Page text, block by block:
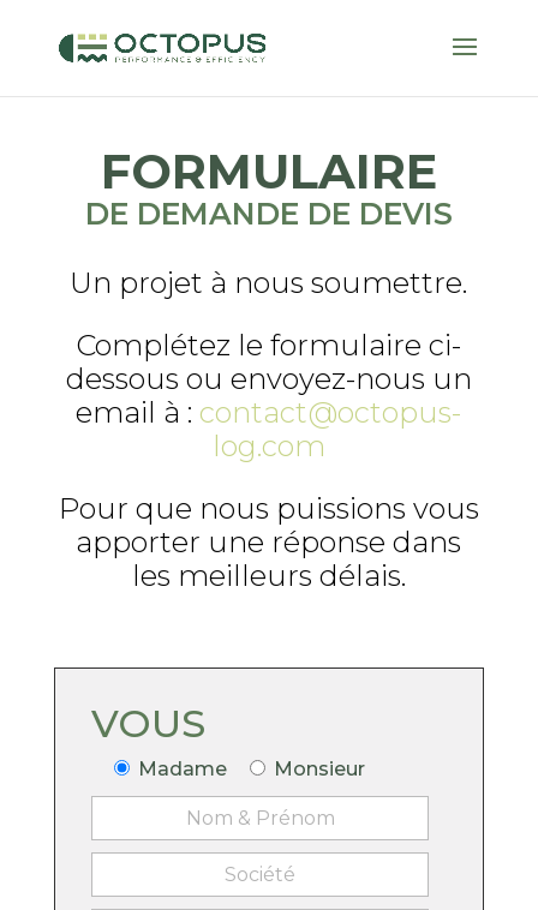
FORMULAIRE
DE DEMANDE DE DEVIS
Un projet à nous soumettre.
Complétez le formulaire ci-
dessous ou envoyez-nous un
email à : contact@octopus-
log.com
Pour que nous puissions vous
apporter une réponse dans
les meilleurs délais.
VOUS
Madame Monsieur